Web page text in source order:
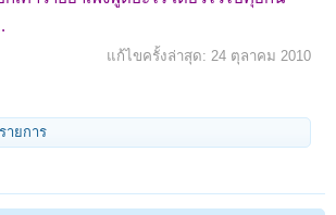
แก้ไขครั้งล่าสุด: 24 ตุลาคม 2010
ายการ